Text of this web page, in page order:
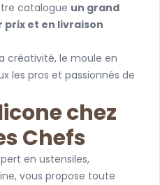
catalogue un grand
prix et en livraison
créativité, le moule en
les pros et passionnés de
chez
Chefs
en ustensiles,
vous propose toute